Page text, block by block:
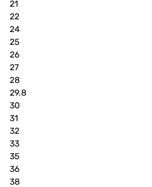
21
22
24
25
26
27
28
29.8
30
31
32
33
35
36
38